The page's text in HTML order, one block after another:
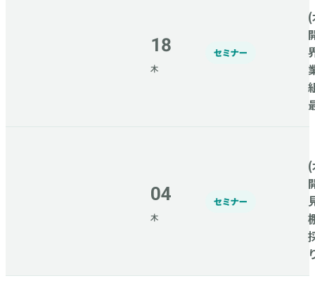
18
木
セミナー
04
木
セミナー